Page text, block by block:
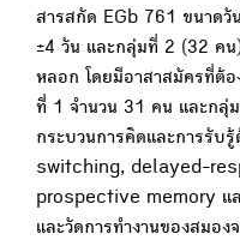
สารสกัด EGb 761 ขนาด
±4 วัน และกลุ่มที่ 2 (32 ค
หลอก โดยมีอาสาสมัครที่ต้อ
ที่ 1 จำนวน 31 คน และกลุ่
กระบวนการคิดและการรั
switching, delayed-
prospective memory แ
และวัดการทำงานของสมอ